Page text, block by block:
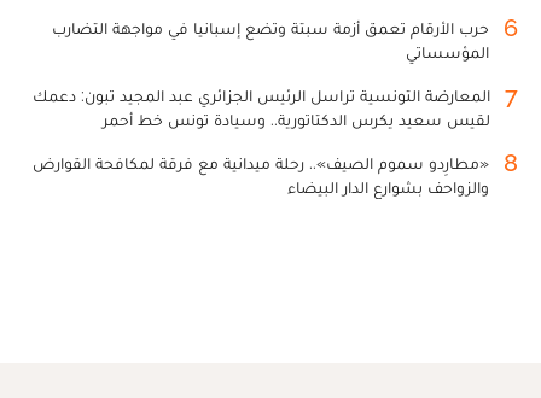
6
حرب الأرقام تعمق أزمة سبتة وتضع إسبانيا في مواجهة التضارب
المؤسساتي
7
المعارضة التونسية تراسل الرئيس الجزائري عبد المجيد تبون: دعمك
لقيس سعيد يكرس الدكتاتورية.. وسيادة تونس خط أحمر
8
«مطارِدو سموم الصيف».. رحلة ميدانية مع فرقة لمكافحة القوارض
والزواحف بشوارع الدار البيضاء